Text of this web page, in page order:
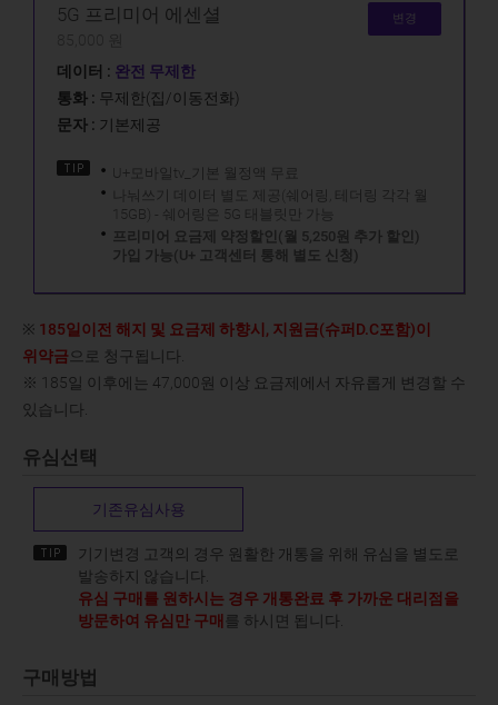
5G 프리미어 에센셜 변경
데이터 : 완전 무제한
통화 : 무제한(집/이동전화)
문자 : 기본제공
U+모바일tv_기본 월정액 무료
나눠쓰기 데이터 별도 제공(쉐어링, 테더링 각각 월
15GB) - 쉐어링은 5G 태블릿만 가능
프리미어 요금제 약정할인(월 5,250원 추가 할인)
가입 가능(U+ 고객센터 통해 별도 신청)
※ 185일이전 해지 및 요금제 하향시, 지원금(슈퍼D.C포함)이
위약금 으로 청구됩니다.
※ 185일 이후에는 47,000원 이상 요금제에서 자유롭게 변경할 수
있습니다.
유심선택
기존유심사용
기기변경 고객의 경우 원활한 개통을 위해 유심을 별도로
발송하지 않습니다.
유심 구매를 원하시는 경우 개통완료 후 가까운 대리점을
방문하여 유심만 구매 를 하시면 됩니다.
구매방법